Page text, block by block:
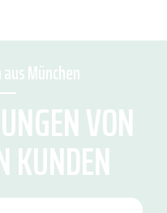
München
VON
KUNDEN